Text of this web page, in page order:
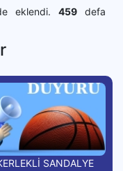
eklendi. 459 defa
SANDALYE